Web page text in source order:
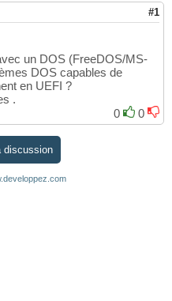
#1
un DOS (FreeDOS/MS-
DOS capables de
en UEFI ?
.
0
0
discussion